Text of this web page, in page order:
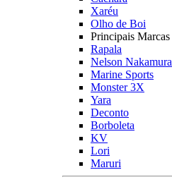
Xaréu
Olho de Boi
Principais Marcas
Rapala
Nelson Nakamura
Marine Sports
Monster 3X
Yara
Deconto
Borboleta
KV
Lori
Maruri